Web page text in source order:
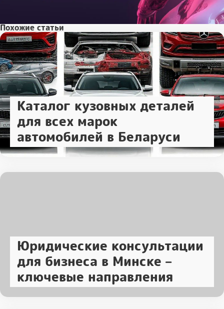
Похожие статьи
Каталог кузовных деталей
для всех марок
автомобилей в Беларуси
Юридические консультации
для бизнеса в Минске –
ключевые направления